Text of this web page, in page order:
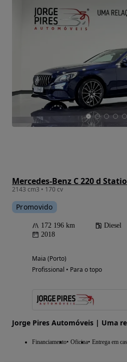
2143 cm3 • 170 cv
Promovido
172 196 km Diesel
2018
Maia (Porto)
Profissional • Para o topo
Jorge Pires Automóveis | Uma
Financiamento Oficina Entrega em